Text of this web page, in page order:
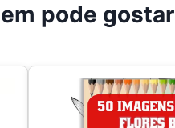
pode gostar